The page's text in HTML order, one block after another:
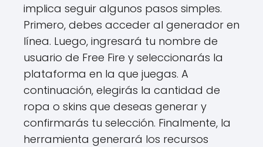
implica seguir algunos pasos simples.
Primero, debes acceder al generador en
línea. Luego, ingresará tu nombre de
usuario de Free Fire y seleccionarás la
plataforma en la que juegas. A
continuación, elegirás la cantidad de
ropa o skins que deseas generar y
confirmarás tu selección. Finalmente, la
herramienta generará los recursos